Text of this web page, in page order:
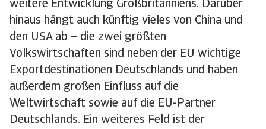
weitere Entwicklung Großbritanniens. Darüber
hinaus hängt auch künftig vieles von China und
den USA ab – die zwei größten
Volkswirtschaften sind neben der EU wichtige
Exportdestinationen Deutschlands und haben
außerdem großen Einfluss auf die
Weltwirtschaft sowie auf die EU-Partner
Deutschlands. Ein weiteres Feld ist der